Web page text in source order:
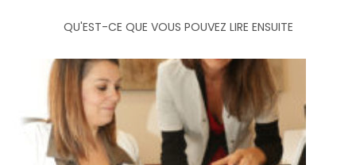
QU'EST-CE QUE VOUS POUVEZ LIRE ENSUITE